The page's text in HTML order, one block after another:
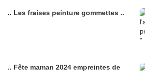
.. Les fraises peinture gommettes ..
.. Fête maman 2024 empreintes de